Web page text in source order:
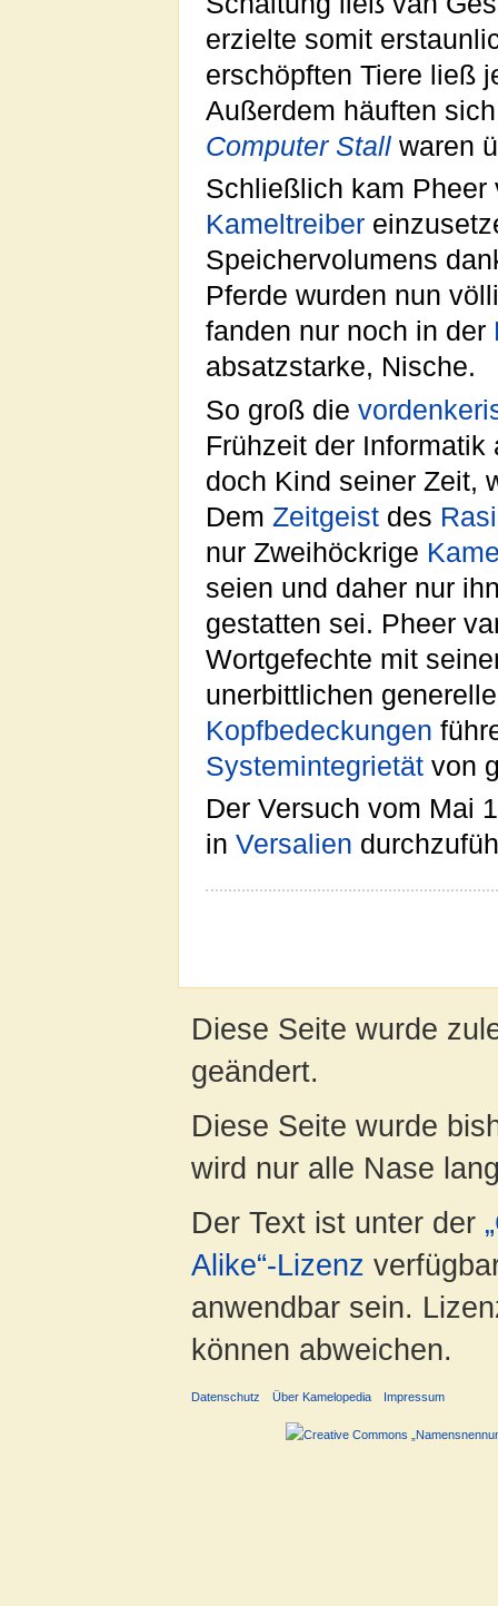
erzielte somit
erschöpften Tiere ließ
Außerdem häuften
Computer Stall waren
Schließlich kam Pheer
Kameltreiber
Speichervolumens
Pferde wurden nun
fanden nur noch in der
absatzstarke, Nische.
So groß die
Frühzeit der
doch Kind seiner Zeit,
Dem Zeitgeist des
nur Zweihöckrige
seien und daher nur
gestatten sei. Pheer
Wortgefechte mit
unerbittlichen
Kopfbedeckungen
Systemintegrietät von
Der Versuch vom Mai
in Versalien
Diese Seite wurde
geändert.
Diese Seite wurde
wird nur alle Nase
Der Text ist unter der
Alike“-Lizenz
anwendbar sein.
können abweichen.
Datenschutz Über Kamelopedia Impressum